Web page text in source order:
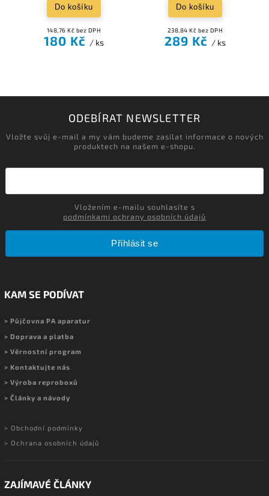
148,76 Kč bez DPH
180 Kč / ks
Do košíku
238,84 Kč bez DPH
289 Kč / ks
Do košíku
ODEBÍRAT NEWSLETTER
Vložte svůj e-mail a my vám budeme zasílat informace o nových
produktech na našem e-shopu.
podmínkami ochrany osobních údajů
Přihlásit se
KAM SE PODÍVAT
> Půjčovna PA aparatur
> Doprava a platba
> Věrnostní program
> Kontaktujte nás
> Výroba reproboxů
> Články a návody
> Obchodní podmínky
> Ochrana osobních údajů
ZAJÍMAVÉ ČLÁNKY